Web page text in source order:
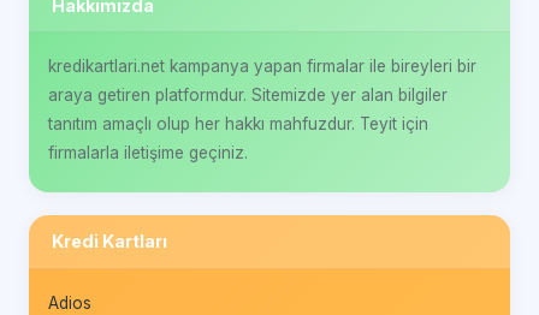
Hakkımızda
kredikartlari.net kampanya yapan firmalar ile bireyleri bir
araya getiren platformdur. Sitemizde yer alan bilgiler
tanıtım amaçlı olup her hakkı mahfuzdur. Teyit için
firmalarla iletişime geçiniz.
Kredi Kartları
Adios